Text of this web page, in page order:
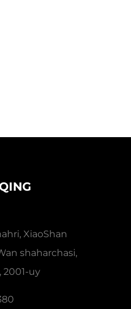
XiaoShan
shaharchasi,
2001-uy